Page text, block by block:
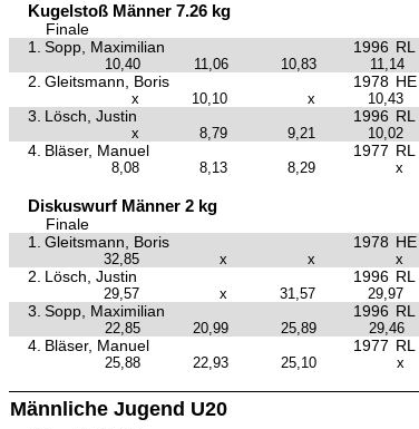
Kugelstoß Männer 7.26 kg
Finale
1.
Sopp, Maximilian 1996 RL
10,40
11,06 10,83 11,14
2. Gleitsmann, Boris 1978 HE
x
10,10 x 10,43
3. Lösch, Justin 1996 RL
x
8,79 9,21 10,02
4. Bläser, Manuel 1977 RL
8,08
8,13 8,29 x
Diskuswurf Männer 2 kg
Finale
1.
Gleitsmann, Boris 1978 HE
32,85
x x x
2. Lösch, Justin 1996 RL
29,57
x 31,57 29,97
3. Sopp, Maximilian 1996 RL
22,85
20,99 25,89 29,46
4. Bläser, Manuel 1977 RL
25,88
22,93 25,10 x
Männliche Jugend U20